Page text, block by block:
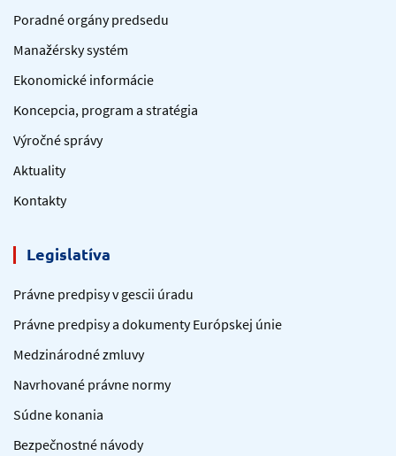
Poradné orgány predsedu
Manažérsky systém
Ekonomické informácie
Koncepcia, program a stratégia
Výročné správy
Aktuality
Kontakty
Legislatíva
Právne predpisy v gescii úradu
Právne predpisy a dokumenty Európskej únie
Medzinárodné zmluvy
Navrhované právne normy
Súdne konania
Bezpečnostné návody